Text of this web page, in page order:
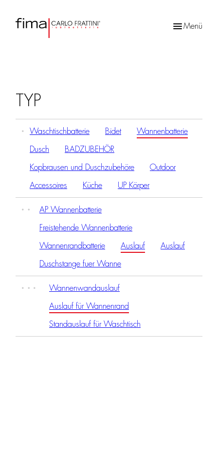
Menü
TYP
Waschtischbatterie Bidet Wannenbatterie
Dusch BADZUBEHÖR
Kopbrausen und Duschzubehöre Outdoor
Accessoires Küche UP Körper
AP Wannenbatterie
Freistehende Wannenbatterie
Wannenrandbatterie Auslauf Auslauf
Duschstange fuer Wanne
Wannenwandauslauf
Auslauf für Wannenrand
Standauslauf für Waschtisch